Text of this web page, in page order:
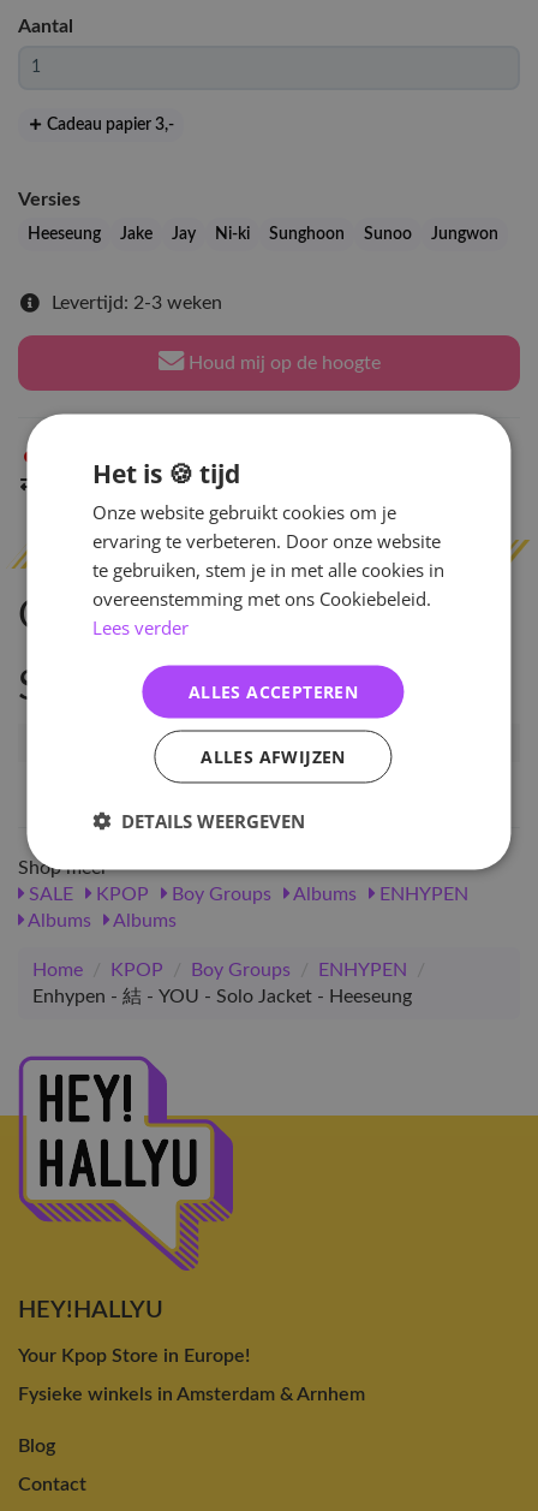
Aantal
Cadeau papier 3,-
Versies
Heeseung Jake Jay Ni-ki Sunghoon Sunoo Jungwon
Levertijd: 2-3 weken
Houd mij op de hoogte
Indien op voorraadbinnen 2 werkdagen
Omschrijving
Specificaties
Artikelnummer
1000000981858
Shop meer
SALE
KPOP Boy Groups Albums
ENHYPEN
Albums
Albums
Home / KPOP / Boy Groups / ENHYPEN
/
Enhypen - 結 - YOU - Solo Jacket - Heeseung
HEY!HALLYU
Your Kpop Store in Europe!
Fysieke winkels in Amsterdam & Arnhem
Blog
Contact
Het is 🍪 tijd
Onze website gebruikt cookies om je
ervaring te verbeteren. Door onze website
te gebruiken, stem je in met alle cookies in
overeenstemming met ons Cookiebeleid.
Lees verder
ALLES ACCEPTEREN
ALLES AFWIJZEN
DETAILS WEERGEVEN